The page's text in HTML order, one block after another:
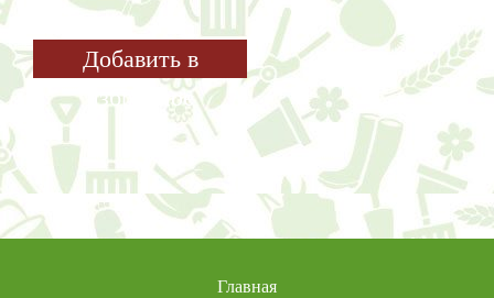
Добавить в
избранное
Главная